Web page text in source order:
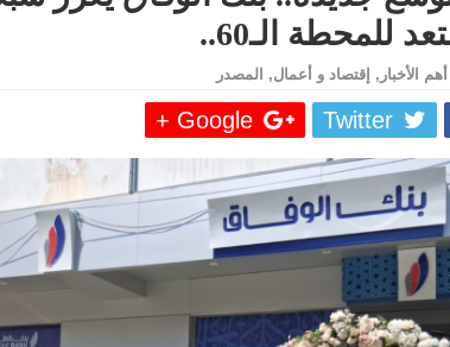
للمحطة الـ60..
أهم الأخبار , إقتصاد و أعمال, المصدر
Twitter
Google +